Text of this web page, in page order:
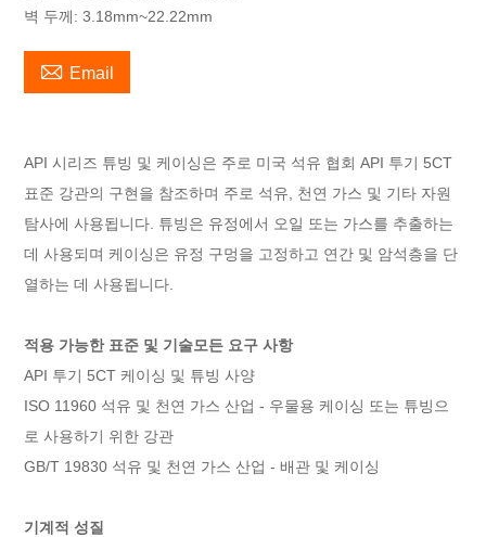
벽 두께: 3.18mm~22.22mm
 Email
API 시리즈 튜빙 및 케이싱은 주로 미국 석유 협회 API 투기 5CT
표준 강관의 구현을 참조하며 주로 석유, 천연 가스 및 기타 자원
탐사에 사용됩니다. 튜빙은 유정에서 오일 또는 가스를 추출하는
데 사용되며 케이싱은 유정 구멍을 고정하고 연간 및 암석층을 단
열하는 데 사용됩니다.
적용 가능한 표준 및 기술모든 요구 사항
API 투기 5CT 케이싱 및 튜빙 사양
ISO 11960 석유 및 천연 가스 산업 - 우물용 케이싱 또는 튜빙으
로 사용하기 위한 강관
GB/T 19830 석유 및 천연 가스 산업 - 배관 및 케이싱
기계적 성질